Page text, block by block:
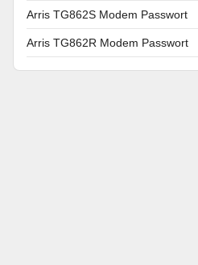
Arris TG862S Modem Passwort
Arris TG862R Modem Passwort